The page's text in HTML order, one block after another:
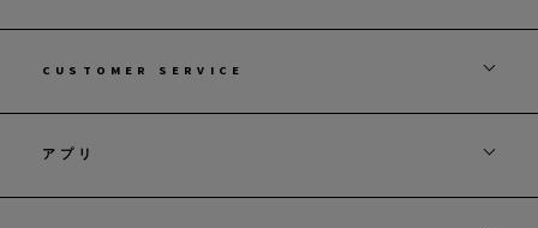
CUSTOMER SERVICE
アプリ